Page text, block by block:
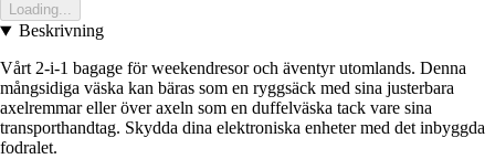
Loading...
Beskrivning
Vårt 2-i-1 bagage för weekendresor och äventyr utomlands. Denna
mångsidiga väska kan bäras som en ryggsäck med sina justerbara
axelremmar eller över axeln som en duffelväska tack vare sina
transporthandtag. Skydda dina elektroniska enheter med det inbyggda
fodralet.